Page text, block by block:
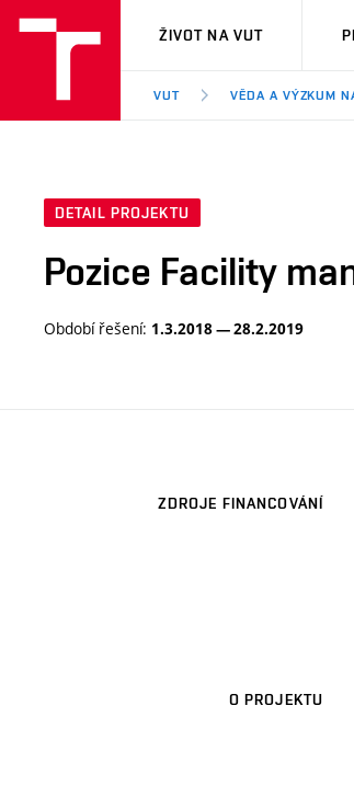
VUT
ŽIVOT NA VUT
VUT VĚDA A VÝZKUM
DETAIL PROJEKTU
Pozice Facility
Období řešení: 1.3.2018 — 28.2.2019
ZDROJE FINANCOVÁNÍ
O PROJEKTU